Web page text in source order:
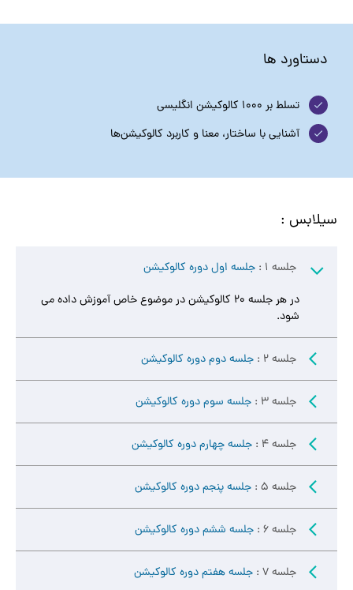
دستاورد ها
تسلط بر 1000 کالوکیشن انگلیسی
آشنایی با ساختار، معنا و کاربرد کالوکیشن‌ها
سیلابس :
جلسه 1 :
جلسه اول دوره کالوکیشن
در هر جلسه ۲۰ کالوکیشن در موضوع خاص آموزش داده می
شود.
جلسه 2 : جلسه دوم دوره کالوکیشن
جلسه 3 : جلسه سوم دوره کالوکیشن
جلسه 4 : جلسه چهارم دوره کالوکیشن
جلسه 5 : جلسه پنجم دوره کالوکیشن
جلسه 6 : جلسه ششم دوره کالوکیشن
جلسه 7 : جلسه هفتم دوره کالوکیشن